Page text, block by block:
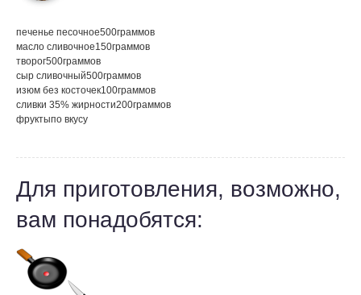
печенье песочное500граммов
масло сливочное150граммов
творог500граммов
сыр сливочный500граммов
изюм без косточек100граммов
сливки 35% жирности200граммов
фруктыпо вкусу
Для приготовления, возможно,
вам понадобятся: